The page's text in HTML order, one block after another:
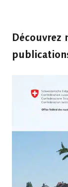
Découvrez